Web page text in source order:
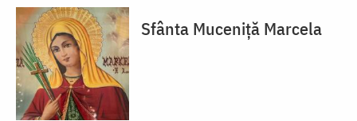
Sfânta Muceniță Marcela